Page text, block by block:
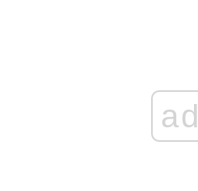
ad